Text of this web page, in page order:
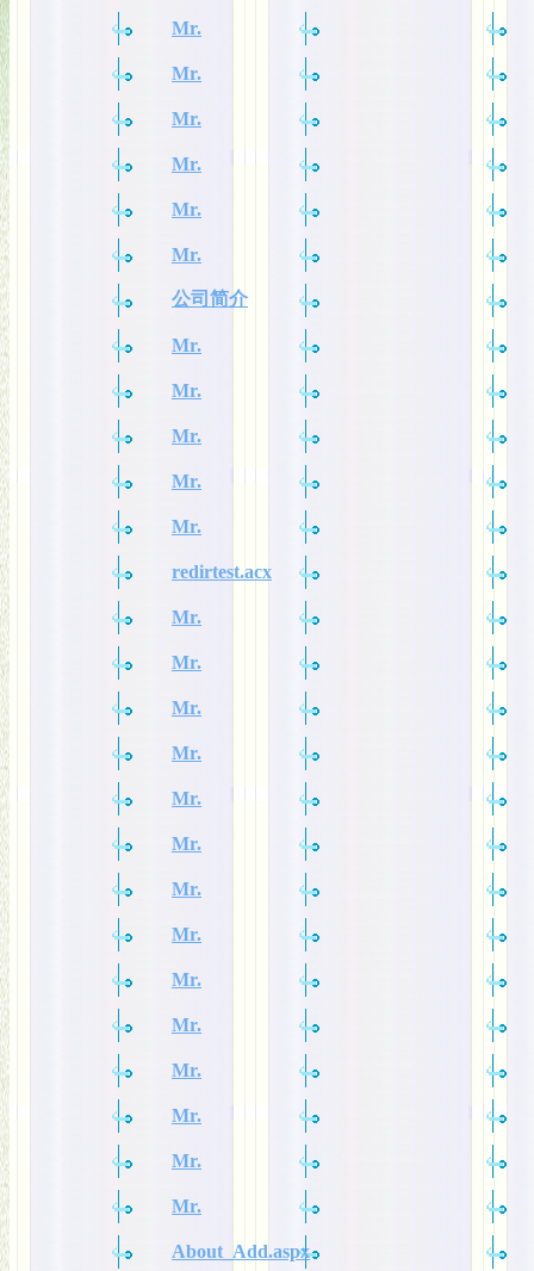
Mr.
Mr.
Mr.
Mr.
Mr.
Mr.
公司简介
Mr.
Mr.
Mr.
Mr.
Mr.
redirtest.acx
Mr.
Mr.
Mr.
Mr.
Mr.
Mr.
Mr.
Mr.
Mr.
Mr.
Mr.
Mr.
Mr.
Mr.
About_Add.aspx